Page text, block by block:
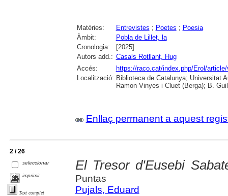
Matèries: Entrevistes ; Poetes ; Poesia
Àmbit:
Pobla de Lillet, la
Cronologia:
[2025]
Autors add.: Casals Rotllant, Hug
Accés:
https://raco.cat/index.php/Erol/
Localització: Biblioteca de Catalunya; Universitat
Ramon Vinyes i Cluet (Berga); B.
Enllaç permanent a aquest
2 / 26
seleccionar
imprimir
Text complet
El Tresor d'Eusebi
Puntas
Pujals, Eduard